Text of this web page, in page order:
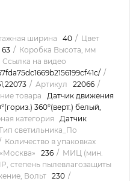
ширина 40
Цвет
63
Коробка Высота, мм
Ссылка на видео
Артикул
22066
товара
Датчик движения
360°(верт.) белый,
категория
Датчик
светильника_По
Количество в упаковках
236
МИЦ (мин.
IP, степень пылевлагозащиты
Вольт 230